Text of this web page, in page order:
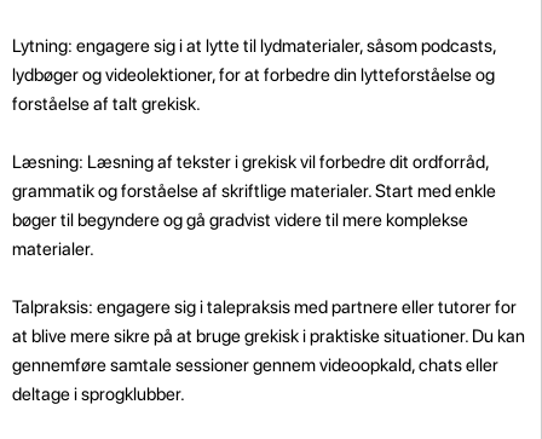
Lytning: engagere sig i at lytte til lydmaterialer, såsom podcasts,
lydbøger og videolektioner, for at forbedre din lytteforståelse og
forståelse af talt grekisk.
Læsning: Læsning af tekster i grekisk vil forbedre dit ordforråd,
grammatik og forståelse af skriftlige materialer. Start med enkle
bøger til begyndere og gå gradvist videre til mere komplekse
materialer.
Talpraksis: engagere sig i talepraksis med partnere eller tutorer for
at blive mere sikre på at bruge grekisk i praktiske situationer. Du kan
gennemføre samtale sessioner gennem videoopkald, chats eller
deltage i sprogklubber.